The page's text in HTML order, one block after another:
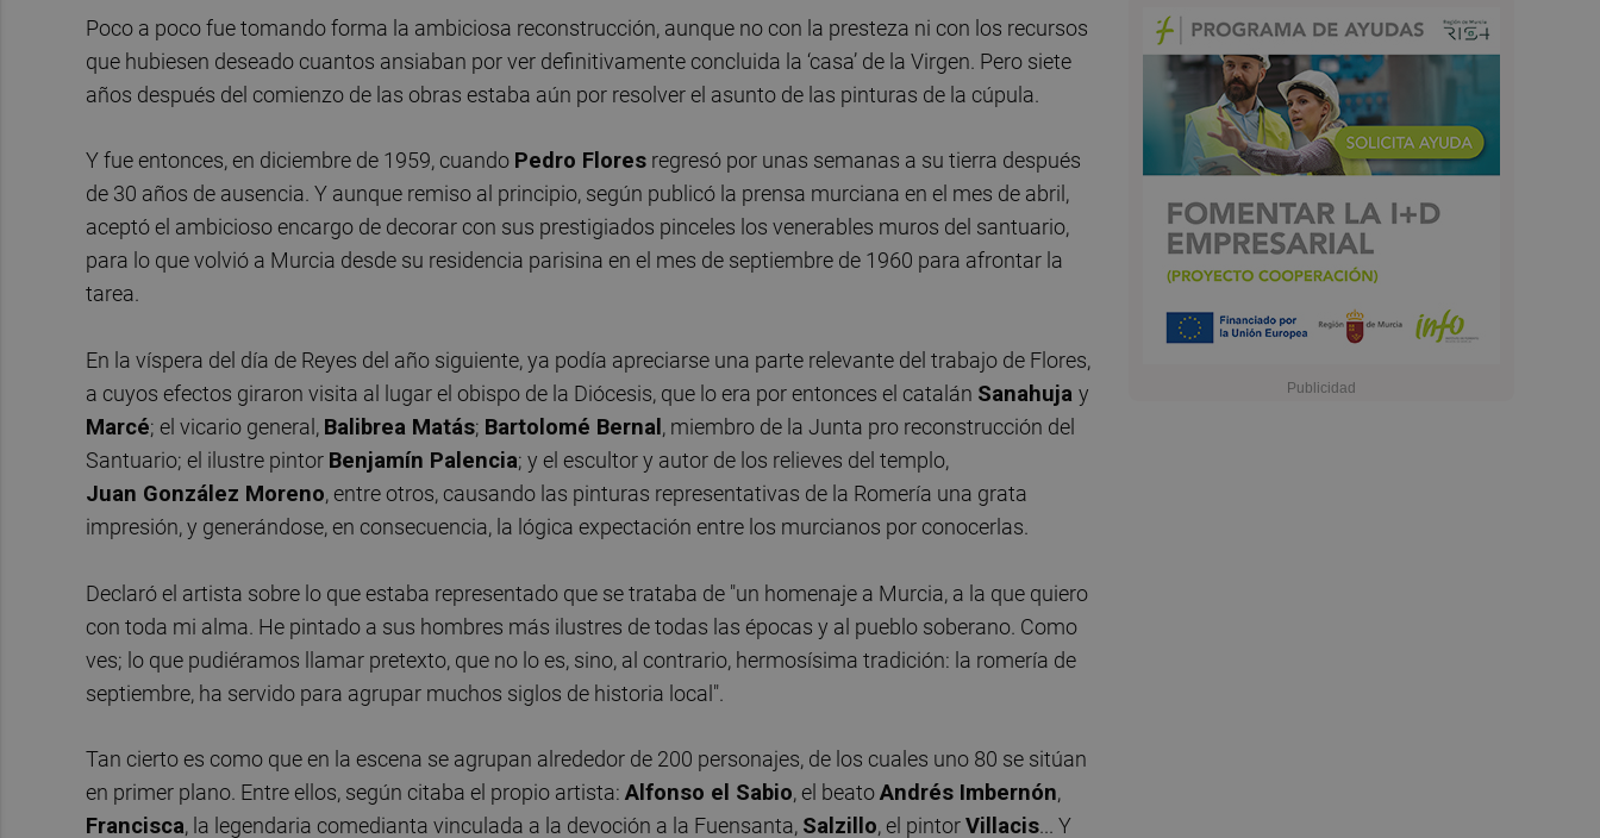
Poco a poco fue tomando forma la ambiciosa reconstrucción, aunque no con la presteza ni con los recursos
que hubiesen deseado cuantos ansiaban por ver definitivamente concluida la ‘casa’ de la Virgen. Pero siete
años después del comienzo de las obras estaba aún por resolver el asunto de las pinturas de la cúpula.
Y fue entonces, en diciembre de 1959, cuando Pedro Flores regresó por unas semanas a su tierra después
de 30 años de ausencia. Y aunque remiso al principio, según publicó la prensa murciana en el mes de abril,
aceptó el ambicioso encargo de decorar con sus prestigiados pinceles los venerables muros del santuario,
para lo que volvió a Murcia desde su residencia parisina en el mes de septiembre de 1960 para afrontar la
tarea.
En la víspera del día de Reyes del año siguiente, ya podía apreciarse una parte relevante del trabajo de Flores,
a cuyos efectos giraron visita al lugar el obispo de la Diócesis, que lo era por entonces el catalán Sanahuja y
Marcé; el vicario general, Balibrea Matás; Bartolomé Bernal , miembro de la Junta pro reconstrucción del
Santuario; el ilustre pintor Benjamín Palencia; y el escultor y autor de los relieves del templo,
Juan González Moreno, entre otros, causando las pinturas representativas de la Romería una grata
impresión, y generándose, en consecuencia, la lógica expectación entre los murcianos por conocerlas.
Declaró el artista sobre lo que estaba representado que se trataba de "un homenaje a Murcia, a la que quiero
con toda mi alma. He pintado a sus hombres más ilustres de todas las épocas y al pueblo soberano. Como
ves; lo que pudiéramos llamar pretexto, que no lo es, sino, al contrario, hermosísima tradición: la romería de
septiembre, ha servido para agrupar muchos siglos de historia local".
Tan cierto es como que en la escena se agrupan alrededor de 200 personajes, de los cuales uno 80 se sitúan
en primer plano. Entre ellos, según citaba el propio artista: Alfonso el Sabio, el beatoAndrés Imbernón,
Francisca, la legendaria comedianta vinculada a la devoción a la Fuensanta, Salzillo, el pintorVillacis... Y